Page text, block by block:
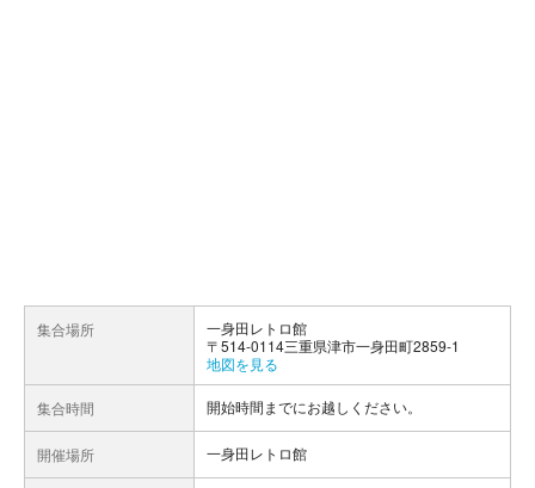
集合場所
一身田レトロ館
〒514-0114三重県津市一身田町2859-1
地図を見る
集合時間 開始時間までにお越しください。
開催場所 一身田レトロ館